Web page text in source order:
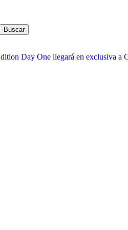
Buscar
Day One llegará en exclusiva a